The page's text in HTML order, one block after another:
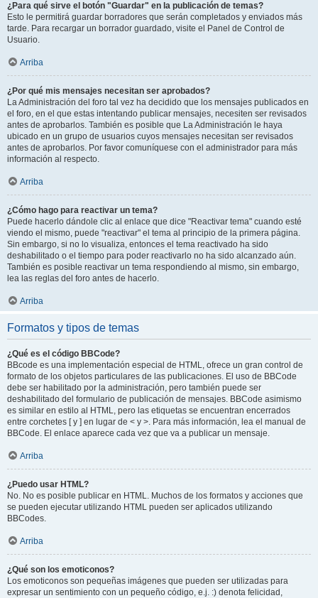
¿Para qué sirve el botón "Guardar" en la publicación de temas?
Esto le permitirá guardar borradores que serán completados y enviados más
tarde. Para recargar un borrador guardado, visite el Panel de Control de
Usuario.
Arriba
¿Por qué mis mensajes necesitan ser aprobados?
La Administración del foro tal vez ha decidido que los mensajes publicados en
el foro, en el que estas intentando publicar mensajes, necesiten ser revisados
antes de aprobarlos. También es posible que La Administración le haya
ubicado en un grupo de usuarios cuyos mensajes necesitan ser revisados
antes de aprobarlos. Por favor comuníquese con el administrador para más
información al respecto.
Arriba
¿Cómo hago para reactivar un tema?
Puede hacerlo dándole clic al enlace que dice "Reactivar tema" cuando esté
viendo el mismo, puede "reactivar" el tema al principio de la primera página.
Sin embargo, si no lo visualiza, entonces el tema reactivado ha sido
deshabilitado o el tiempo para poder reactivarlo no ha sido alcanzado aún.
También es posible reactivar un tema respondiendo al mismo, sin embargo,
lea las reglas del foro antes de hacerlo.
Arriba
Formatos y tipos de temas
¿Qué es el código BBCode?
BBcode es una implementación especial de HTML, ofrece un gran control de
formato de los objetos particulares de las publicaciones. El uso de BBCode
debe ser habilitado por la administración, pero también puede ser
deshabilitado del formulario de publicación de mensajes. BBCode asimismo
es similar en estilo al HTML, pero las etiquetas se encuentran encerrados
entre corchetes [ y ] en lugar de < y >. Para más información, lea el manual de
BBCode. El enlace aparece cada vez que va a publicar un mensaje.
Arriba
¿Puedo usar HTML?
No. No es posible publicar en HTML. Muchos de los formatos y acciones que
se pueden ejecutar utilizando HTML pueden ser aplicados utilizando
BBCodes.
Arriba
¿Qué son los emoticonos?
Los emoticonos son pequeñas imágenes que pueden ser utilizadas para
expresar un sentimiento con un pequeño código, e.j. :) denota felicidad,